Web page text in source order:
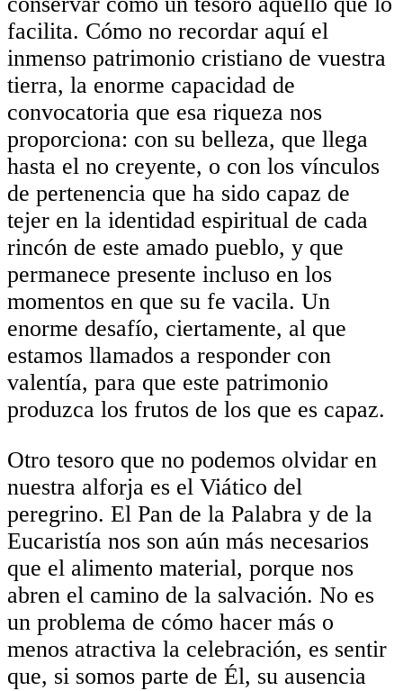
facilita. Cómo no recordar aquí el
inmenso patrimonio cristiano de vuestra
tierra, la enorme capacidad de
convocatoria que esa riqueza nos
proporciona: con su belleza, que llega
hasta el no creyente, o con los vínculos
de pertenencia que ha sido capaz de
tejer en la identidad espiritual de cada
rincón de este amado pueblo, y que
permanece presente incluso en los
momentos en que su fe vacila. Un
enorme desafío, ciertamente, al que
estamos llamados a responder con
valentía, para que este patrimonio
produzca los frutos de los que es capaz.
Otro tesoro que no podemos olvidar en
nuestra alforja es el Viático del
peregrino. El Pan de la Palabra y de la
Eucaristía nos son aún más necesarios
que el alimento material, porque nos
abren el camino de la salvación. No es
un problema de cómo hacer más o
menos atractiva la celebración, es sentir
que, si somos parte de Él, su ausencia